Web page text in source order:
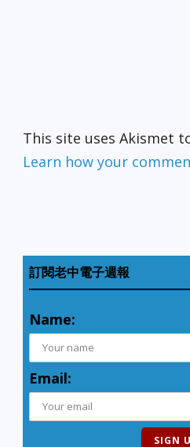
This site uses Akismet
Learn how your
訂閱老中電子週報
Name:
Email: